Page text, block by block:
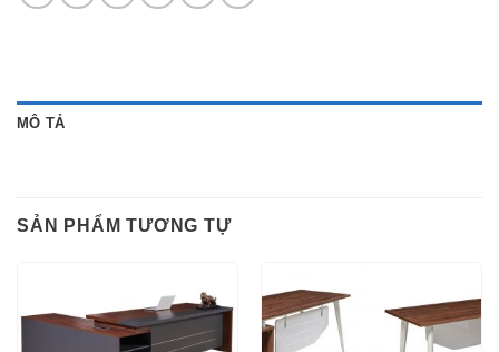
MÔ TẢ
SẢN PHẨM TƯƠNG TỰ